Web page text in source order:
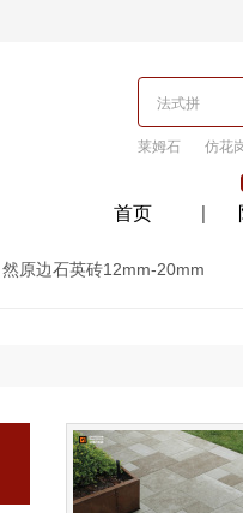
莱姆石
仿花
首页
原边石英砖12mm-20mm